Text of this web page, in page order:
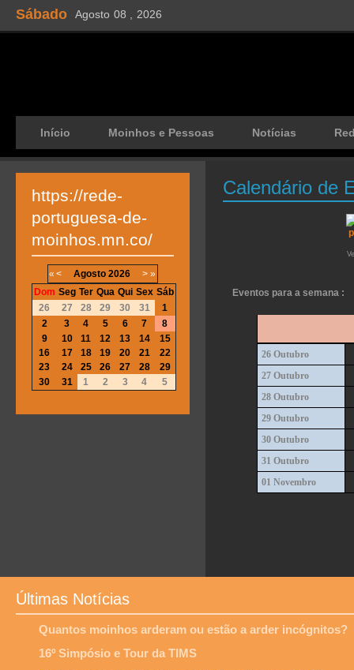
Sábado Agosto 08 , 2026
Início Moinhos e Pessoas Notícias
Calendário de
Eventos para a semana :
26 Outubro
27 Outubro
28 Outubro
29 Outubro
30 Outubro
31 Outubro
01 Novembro
https://rede-
portuguesa-de-
moinhos.mn.co/
« < Agosto 2026 > »
Dom Seg Ter Qua Qui Sex Sáb
26
27 28 29 30 31
1
2
3 4 5 6 7
8
9
10 11 12 13 14
15
16
17 18 19 20 21
22
23
24 25 26 27 28
29
30
31 1 2 3 4 5
Últimas Notícias
Quantos moinhos arderam ou estão a arder incógnitos?
16º Simpósio e Tour da TIMS